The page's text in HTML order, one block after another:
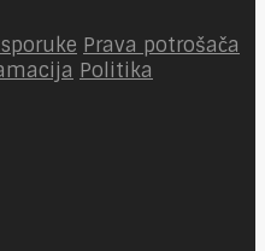
Prava potrošača
Politika